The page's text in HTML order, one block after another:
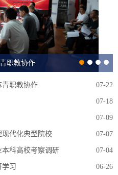
职教协作
青职教协作 07-22
07-18
07-09
现代化典型院校 07-07
科高校考察调研 07-04
学习 06-26